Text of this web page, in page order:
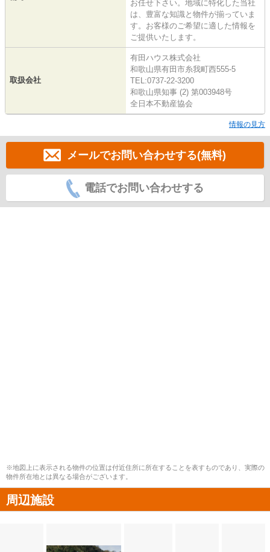
お任せ下さい。地域に特化した当社
は、豊富な知識と物件が揃っていま
す。お客様のご希望に適した情報を
ご提供いたします。
取扱会社
有田ハウス株式会社
和歌山県有田市糸我町西555-5
TEL:0737-22-3200
和歌山県知事 (2) 第003948号
全日本不動産協会
情報の見方
メールでお問い合わせする(無料)
電話でお問い合わせする
※地図上に表示される物件の位置は付近住所に所在することを表すものであり、実際の
物件所在地とは異なる場合がございます。
周辺施設